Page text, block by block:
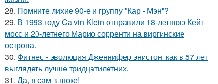
28. Помните лихие 90-е и группу "Кар - Мэн"?
29. В 1993 году Calvin Klein отправили 18-летнюю Кейт
мосс и 20-летнего Марио сорренти на виргинские
острова.
30. Фитнес - эволюция Дженнифер энистон: как в 57 лет
выглядеть лучше тридцатилетних.
31. Да, я сам в шоке!